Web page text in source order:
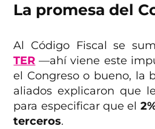
La promesa del
Al Código Fiscal se
TER —ahí viene este
el Congreso o bueno, la
aliados explicaron que
para especificar que el
terceros.